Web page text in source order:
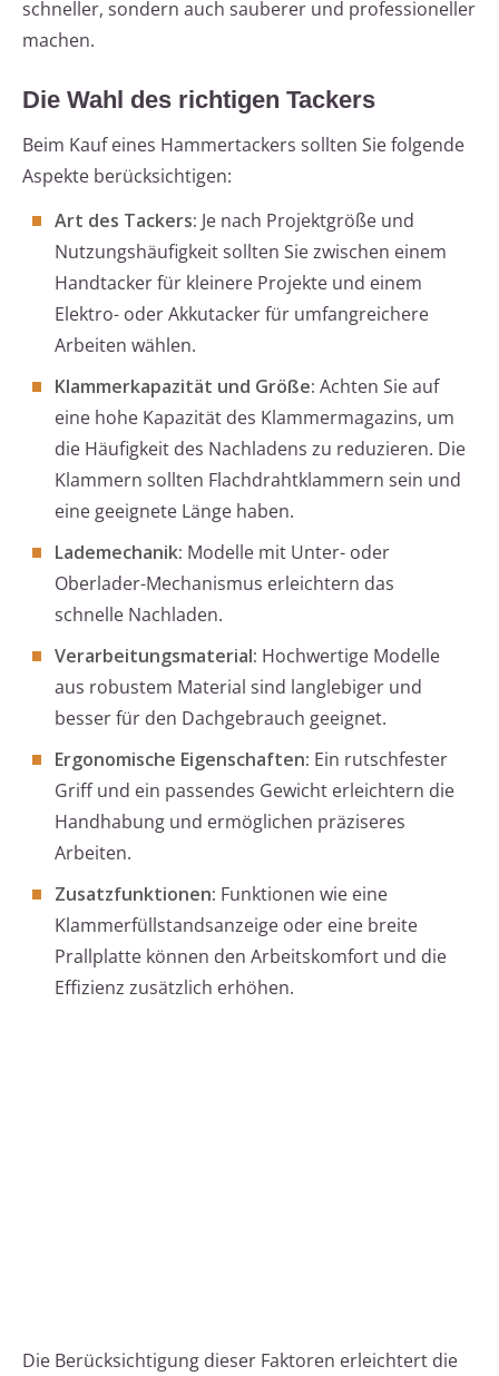
schneller, sondern auch sauberer und professioneller
machen.
Die Wahl des richtigen Tackers
Beim Kauf eines Hammertackers sollten Sie folgende
Aspekte berücksichtigen:
Art des Tackers: Je nach Projektgröße und
Nutzungshäufigkeit sollten Sie zwischen einem
Handtacker für kleinere Projekte und einem
Elektro- oder Akkutacker für umfangreichere
Arbeiten wählen.
Klammerkapazität und Größe: Achten Sie auf
eine hohe Kapazität des Klammermagazins, um
die Häufigkeit des Nachladens zu reduzieren. Die
Klammern sollten Flachdrahtklammern sein und
eine geeignete Länge haben.
Lademechanik: Modelle mit Unter- oder
Oberlader-Mechanismus erleichtern das
schnelle Nachladen.
Verarbeitungsmaterial: Hochwertige Modelle
aus robustem Material sind langlebiger und
besser für den Dachgebrauch geeignet.
Ergonomische Eigenschaften: Ein rutschfester
Griff und ein passendes Gewicht erleichtern die
Handhabung und ermöglichen präziseres
Arbeiten.
Zusatzfunktionen: Funktionen wie eine
Klammerfüllstandsanzeige oder eine breite
Prallplatte können den Arbeitskomfort und die
Effizienz zusätzlich erhöhen.
Die Berücksichtigung dieser Faktoren erleichtert die